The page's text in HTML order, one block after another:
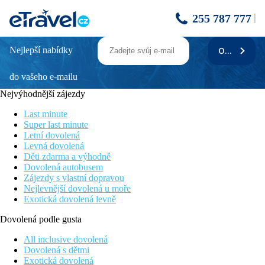
255 787 777
PALHEIRO VILLAGE
Poloha
2 km od centra Funchalu, 14 km od letiště
Vybavení
Vilová vesnice - Hostům je k dispozici recepce, víceúčlová
místnost, Palheiro zahrady, neplacené parkoviště a letištní
transfer. Bezplatné WiFi připojení v celém areálu
Ubytování
Dvouložnicové apartmá s vlastním sociálním zařízením, TV se
satelitním příjmem, plně vybavená kuchyň, prostorný obývací a
jídelní kout, terasa nebo balkón s výhledem na oceán. Další
popis vybavení a umístení pokoju, najdete v oficiálním popisu u
jednotlivých termínů.
Sport a zábava
Sport a zábava: Biliard, posilovna, golfové hřiště Palheiro.
Wellness: Bazén, Palheiro Spa (čtyři masážní mistnosti,
Nejlepší nabídky
do vašeho e-mailu
ODEBÍRAT
Nejvýhodnější zájezdy
Last minute
Super last minute
Letní dovolená
Levná dovolená
Děti zdarma a výhodně
Dovolená autobusem
Zájezdy s vlastní dopravou
Nejlevnější dovolená u moře
Exotická dovolená levně
Dovolená podle gusta
All inclusive dovolená
Dovolená s dětmi
Exotická dovolená